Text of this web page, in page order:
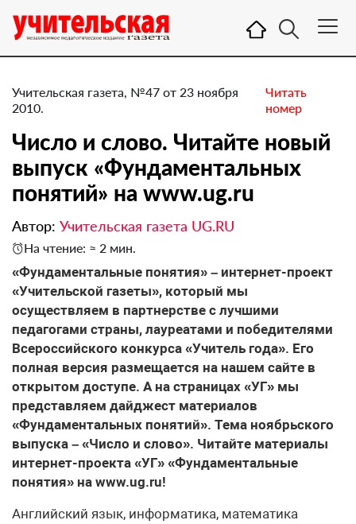
Учительская газета, №47 от 23 ноября
2010.
Читать
номер
Число и слово. Читайте новый
выпуск «Фундаментальных
понятий» на www.ug.ru
Автор: Учительская газета UG.RU
На чтение: ≈ 2 мин.
«Фундаментальные понятия» – интернет-проект
«Учительской газеты», который мы
осуществляем в партнерстве с лучшими
педагогами страны, лауреатами и победителями
Всероссийского конкурса «Учитель года». Его
полная версия размещается на нашем сайте в
открытом доступе. А на страницах «УГ» мы
представляем дайджест материалов
«Фундаментальных понятий». Тема ноябрьского
выпуска – «Число и слово». Читайте материалы
интернет-проекта «УГ» «Фундаментальные
понятия» на www.ug.ru!
​Английский язык, информатика, математика